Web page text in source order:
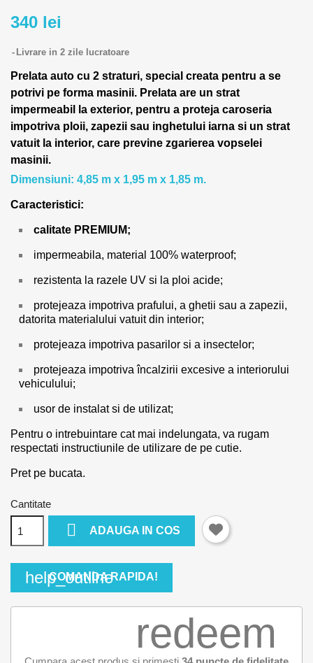
340 lei
Livrare in 2 zile lucratoare
Prelata auto cu 2 straturi, special creata pentru a se
potrivi pe forma masinii. Prelata are un strat
impermeabil la exterior, pentru a proteja caroseria
impotriva ploii, zapezii sau inghetului iarna si un strat
vatuit la interior, care previne zgarierea vopselei
masinii.
Dimensiuni: 4,85 m x 1,95 m x 1,85 m.
Caracteristici:
calitate PREMIUM;
impermeabila, material 100% waterproof;
rezistenta la razele UV si la ploi acide;
protejeaza impotriva prafului, a ghetii sau a zapezii,
datorita materialului vatuit din interior;
protejeaza impotriva pasarilor si a insectelor;
protejeaza impotriva încalzirii excesive a interiorului
vehiculului;
usor de instalat si de utilizat;
Pentru o intrebuintare cat mai indelungata, va rugam
respectati instructiunile de utilizare de pe cutie.
Pret pe bucata.
Cantitate
 ADAUGA IN COS
help_outline
COMANDA RAPIDA!
redeem